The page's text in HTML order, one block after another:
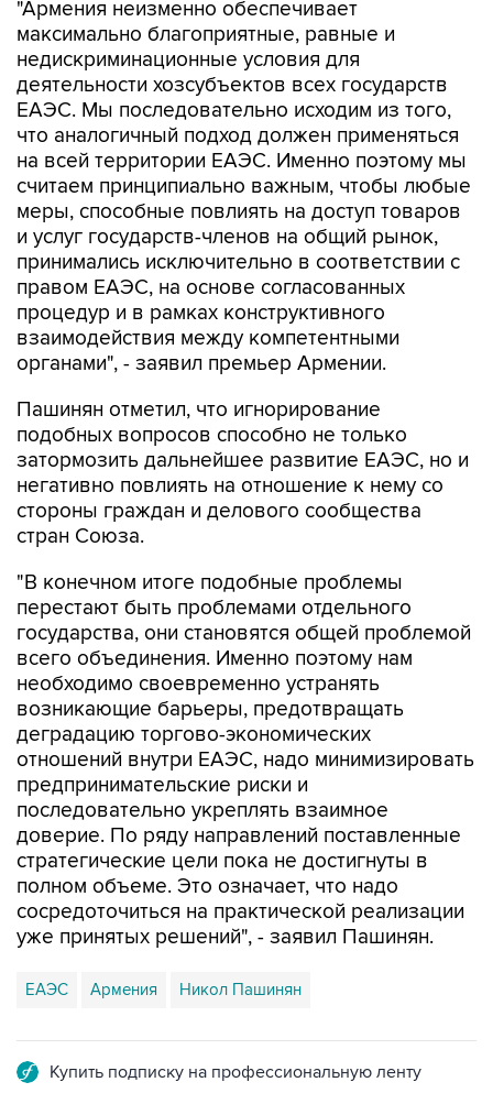
недискриминационные условия для
деятельности хозсубъектов всех государств
ЕАЭС. Мы последовательно исходим из того,
что аналогичный подход должен применяться
на всей территории ЕАЭС. Именно поэтому мы
считаем принципиально важным, чтобы любые
меры, способные повлиять на доступ товаров
и услуг государств-членов на общий рынок,
принимались исключительно в соответствии с
правом ЕАЭС, на основе согласованных
процедур и в рамках конструктивного
взаимодействия между компетентными
органами", - заявил премьер Армении.
Пашинян отметил, что игнорирование
затормозить дальнейшее развитие ЕАЭС, но и
негативно повлиять на отношение к нему со
стороны граждан и делового сообщества
стран Союза.
"В конечном итоге подобные проблемы
государства, они становятся общей проблемой
всего объединения. Именно поэтому нам
необходимо своевременно устранять
возникающие барьеры, предотвращать
деградацию торгово-экономических
отношений внутри ЕАЭС, надо минимизировать
предпринимательские риски и
последовательно укреплять взаимное
доверие. По ряду направлений поставленные
стратегические цели пока не достигнуты в
полном объеме. Это означает, что надо
сосредоточиться на практической реализации
уже принятых решений", - заявил Пашинян.
ЕАЭС Армения Никол Пашинян
Подписаться на рассылку главных новостей сайта